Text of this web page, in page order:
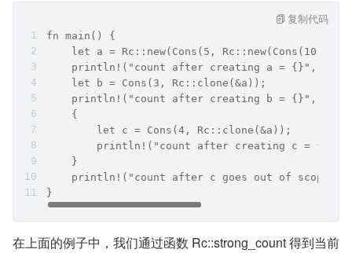
fn main() {
let a = Rc::new(Cons(5, Rc::new(Cons(10,
println!("count after creating a = {}",
    let b = Cons(3, Rc::clone(&a));
println!("count after creating b = {}",
    {
        let c = Cons(4, Rc::clone(&a));
println!("count after creating c = {}",
    }
println!("count after c goes out of scope =
}
复制代码
在上面的例子中，我们通过函数 Rc::strong_count 得到当前